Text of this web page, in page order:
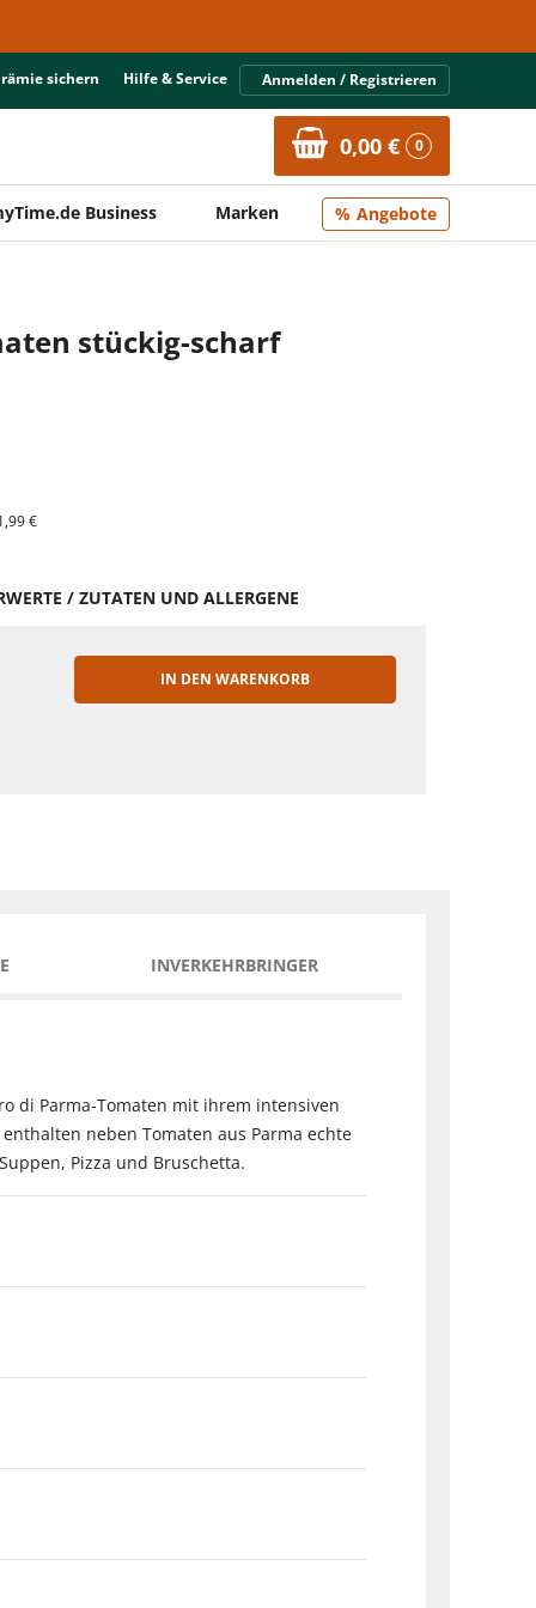
sichern Hilfe & Service Anmelden / Registrieren
0,00 € 0
Business Marken Angebote
stückig-scharf
€
/ ZUTATEN UND ALLERGENE
IN DEN WARENKORB
INVERKEHRBRINGER
di Parma-Tomaten mit ihrem intensiven
neben Tomaten aus Parma echte
Pizza und Bruschetta.